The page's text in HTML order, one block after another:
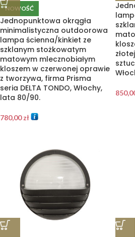
NOWOŚĆ
Jednopunktowa okrągła
minimalistyczna outdoorowa
lampa ścienna/kinkiet ze
szklanym stożkowatym
matowym mlecznobiałym
kloszem w czerwonej oprawie
z tworzywa, firma Prisma
seria DELTA TONDO, Włochy,
lata 80/90.
780,00zł